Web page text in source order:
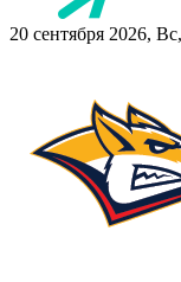
20 сентября 2026,